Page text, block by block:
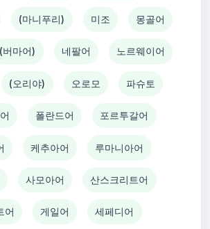
(마니푸리) 미조 몽골어
(버마어) 네팔어 노르웨이어
(오리야) 오로모 파슈토
폴란드어 포르투갈어
케추아어 루마니아어
사모아어 산스크리트어
어 게일어 세페디어